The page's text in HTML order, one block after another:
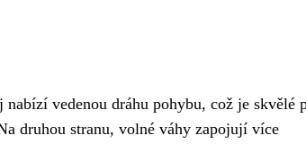
vedenou dráhu pohybu, což je skvělé
druhou stranu, volné váhy zapojují více